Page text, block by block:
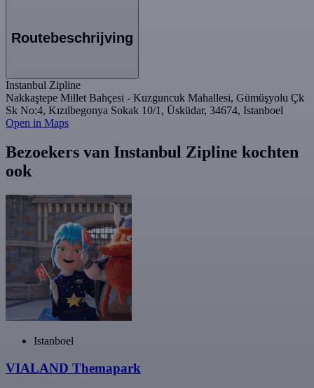
Routebeschrijving
Instanbul Zipline
Nakkaştepe Millet Bahçesi - Kuzguncuk Mahallesi, Gümüşyolu Çk
Sk No:4, Kızılbegonya Sokak 10/1, Üsküdar, 34674, Istanboel
Open in Maps
Bezoekers van Instanbul Zipline kochten
ook
Istanboel
VIALAND Themapark